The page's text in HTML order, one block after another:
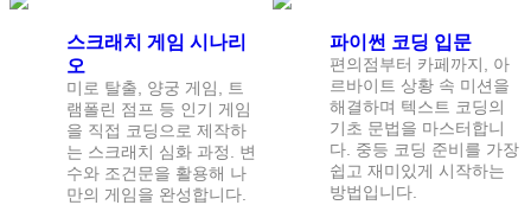
스크래치 게임 시나리
오
미로 탈출, 양궁 게임, 트
램폴린 점프 등 인기 게임
을 직접 코딩으로 제작하
는 스크래치 심화 과정. 변
수와 조건문을 활용해 나
만의 게임을 완성합니다.
파이썬 코딩 입문
편의점부터 카페까지, 아
르바이트 상황 속 미션을
해결하며 텍스트 코딩의
기초 문법을 마스터합니
다. 중등 코딩 준비를 가장
쉽고 재미있게 시작하는
방법입니다.